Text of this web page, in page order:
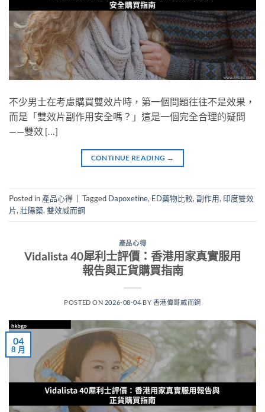
不少男士在考慮購買雙效片時，第一個問題往往不是效果，
而是「雙效片副作用安全嗎？」這是一個完全合理的疑問
——雙效 […]
CONTINUE READING →
Posted in 產品心得 Tagged Dapoxetine, ED藥物比較, 副作用, 印度雙效
片, 壯陽藥, 雙效威而鋼
產品心得
Vidalista 40犀利士評價：香港用家真實服用
報告與正貨購買指南
POSTED ON 2026-08-04 BY 香港偉哥威而鋼
04
8 月